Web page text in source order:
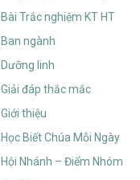
Bài Trắc nghiệm KT HT
Ban ngành
Dưỡng linh
Giải đáp thắc mắc
Giới thiệu
Học Biết Chúa Mỗi Ngày
Hội Nhánh – Điểm Nhóm